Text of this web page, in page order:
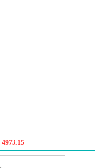
4973.15